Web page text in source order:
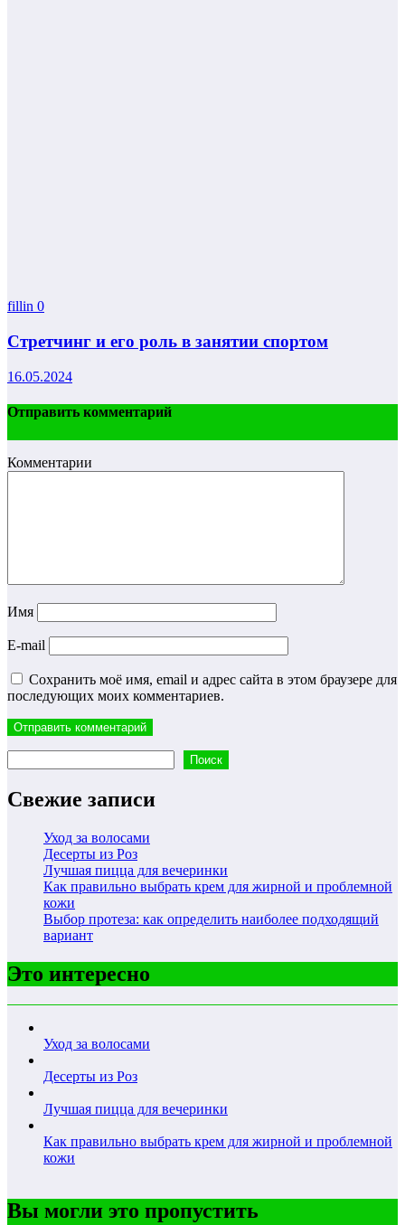
fillin 0
Стретчинг и его роль в занятии спортом
16.05.2024
Отправить комментарий
Комментарии
Имя
E-mail
Сохранить моё имя, email и адрес сайта в этом браузере для
последующих моих комментариев.
Поиск
Свежие записи
Уход за волосами
Десерты из Роз
Лучшая пицца для вечеринки
Как правильно выбрать крем для жирной и проблемной
кожи
Выбор протеза: как определить наиболее подходящий
вариант
Это интересно
Уход за волосами
Десерты из Роз
Лучшая пицца для вечеринки
Как правильно выбрать крем для жирной и проблемной
кожи
Вы могли это пропустить